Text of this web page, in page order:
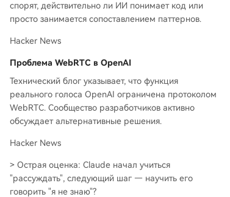
спорят, действительно ли ИИ понимает код или
просто занимается сопоставлением паттернов.
Hacker News
Проблема WebRTC в OpenAI
Технический блог указывает, что функция
реального голоса OpenAI ограничена протоколом
WebRTC. Сообщество разработчиков активно
обсуждает альтернативные решения.
Hacker News
> Острая оценка: Claude начал учиться
"рассуждать", следующий шаг — научить его
говорить "я не знаю"?